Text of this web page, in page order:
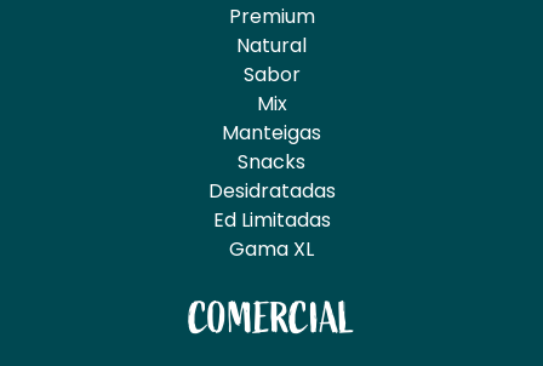
Premium
Natural
Sabor
Mix
Manteigas
Snacks
Desidratadas
Ed Limitadas
Gama XL
COMERCIAL